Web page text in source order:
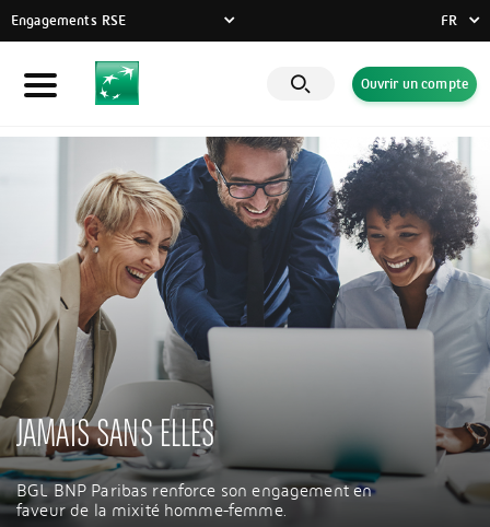
Engagements RSE
Particuliers
Entreprises
Banque Privée
Engagements RSE
Actualités
Solutions innovantes
FR
FR
DE
Ouvrir un compte
JAMAIS SANS ELLES
BGL BNP Paribas renforce son engagement en
faveur de la mixité homme-femme.